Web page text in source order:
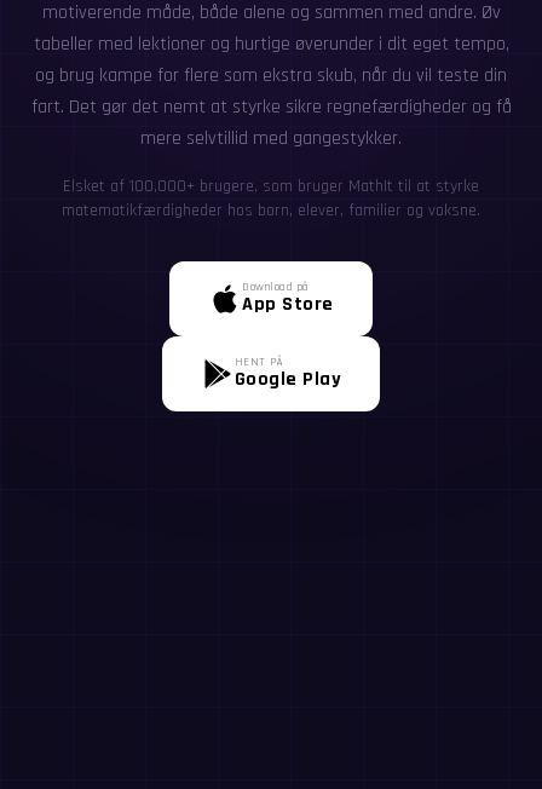
motiverende måde, både alene og sammen med andre. Øv
tabeller med lektioner og hurtige øverunder i dit eget tempo,
og brug kampe for flere som ekstra skub, når du vil teste din
fart. Det gør det nemt at styrke sikre regnefærdigheder og få
mere selvtillid med gangestykker.
Elsket af 100,000+ brugere, som bruger MathIt til at styrke
matematikfærdigheder hos børn, elever, familier og voksne.
Download på
App Store
HENT PÅ
Google Play